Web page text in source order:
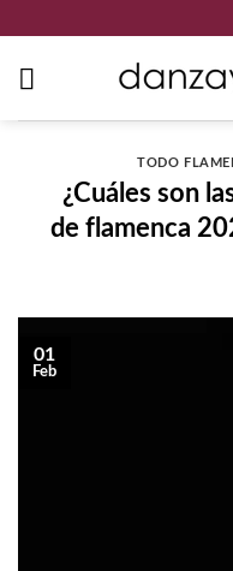
contenido
TODO
¿Cuáles son
de flamenca
01
Feb